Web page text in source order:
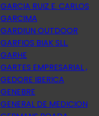
GARCIA RUIZ E. CARLOS
GARCIMA
GARDIUN OUTDOOR
GARFIOS BIAK SLL.
GARHE
GARTES EMPRESARIAL ,
GEDORE IBERICA
GENEBRE
GENERAL DE MEDICION